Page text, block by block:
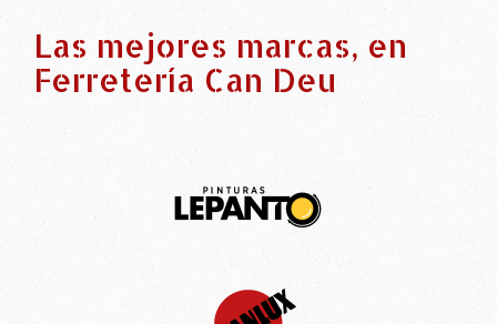
Las mejores marcas, en
Ferretería Can Deu